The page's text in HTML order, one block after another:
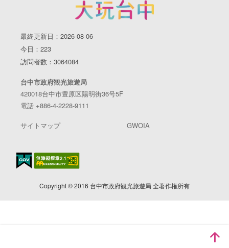
最終更新日：2026-08-06
今日：223
訪問者数：3064084
台中市政府観光旅遊局
420018台中市豊原区陽明街36号5F
電話 +886-4-2228-9111
サイトマップ GWOIA
Copyright © 2016 台中市政府観光旅遊局 全著作権所有